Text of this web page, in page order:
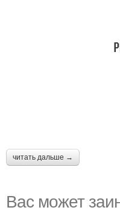
читать дальше →
Вас может